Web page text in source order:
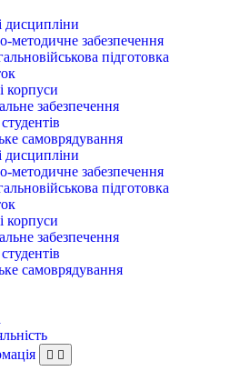
дисципліни
методичне забезпечення
підготовка
корпуси
забезпечення
самоврядування
дисципліни
методичне забезпечення
підготовка
корпуси
забезпечення
самоврядування